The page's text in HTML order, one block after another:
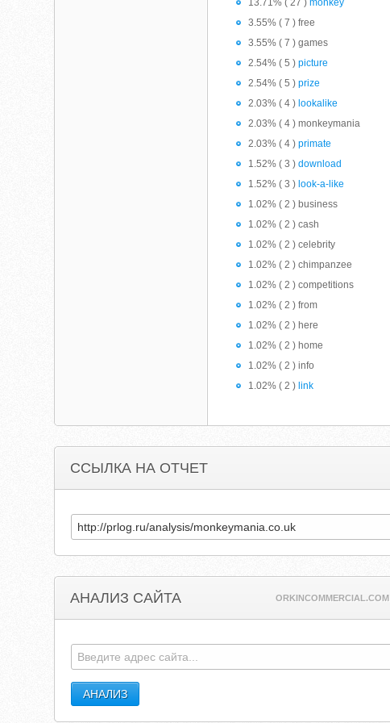
13.71% ( 27 )monkey
3.55% ( 7 ) free
3.55% ( 7 ) games
2.54% ( 5 )picture
2.54% ( 5 )prize
2.03% ( 4 ) lookalike
2.03% ( 4 ) monkeymania
2.03% ( 4 )primate
1.52% ( 3 )download
1.52% ( 3 ) look-a-like
1.02% ( 2 ) business
1.02% ( 2 ) cash
1.02% ( 2 ) celebrity
1.02% ( 2 ) chimpanzee
1.02% ( 2 ) competitions
1.02% ( 2 ) from
1.02% ( 2 ) here
1.02% ( 2 ) home
1.02% ( 2 ) info
1.02% ( 2 ) link
ССЫЛКА НА ОТЧЕТ
АНАЛИЗ САЙТА ORKINCOMMERCIAL.COM